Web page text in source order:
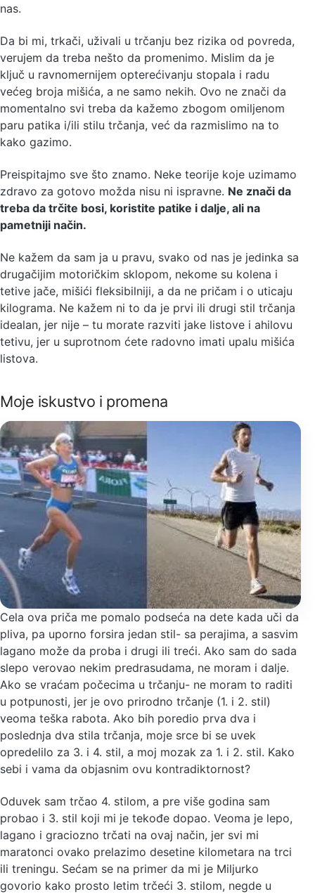
nas.
Da bi mi, trkači, uživali u trčanju bez rizika od povreda,
verujem da treba nešto da promenimo. Mislim da je
ključ u ravnomernijem opterećivanju stopala i radu
većeg broja mišića, a ne samo nekih. Ovo ne znači da
momentalno svi treba da kažemo zbogom omiljenom
paru patika i/ili stilu trčanja, već da razmislimo na to
kako gazimo.
Preispitajmo sve što znamo. Neke teorije koje uzimamo
zdravo za gotovo možda nisu ni ispravne. Ne znači da
treba da trčite bosi, koristite patike i dalje, ali na
pametniji način.
Ne kažem da sam ja u pravu, svako od nas je jedinka sa
drugačijim motoričkim sklopom, nekome su kolena i
tetive jače, mišići fleksibilniji, a da ne pričam i o uticaju
kilograma. Ne kažem ni to da je prvi ili drugi stil trčanja
idealan, jer nije – tu morate razviti jake listove i ahilovu
tetivu, jer u suprotnom ćete radovno imati upalu mišića
listova.
Moje iskustvo i promena
Cela ova priča me pomalo podseća na dete kada uči da
pliva, pa uporno forsira jedan stil- sa perajima, a sasvim
lagano može da proba i drugi ili treći. Ako sam do sada
slepo verovao nekim predrasudama, ne moram i dalje.
Ako se vraćam počecima u trčanju- ne moram to raditi
u potpunosti, jer je ovo prirodno trčanje (1. i 2. stil)
veoma teška rabota. Ako bih poredio prva dva i
poslednja dva stila trčanja, moje srce bi se uvek
opredelilo za 3. i 4. stil, a moj mozak za 1. i 2. stil. Kako
sebi i vama da objasnim ovu kontradiktornost?
Oduvek sam trčao 4. stilom, a pre više godina sam
probao i 3. stil koji mi je tekođe dopao. Veoma je lepo,
lagano i graciozno trčati na ovaj način, jer svi mi
maratonci ovako prelazimo desetine kilometara na trci
ili treningu. Sećam se na primer da mi je Miljurko
govorio kako prosto letim trčeći 3. stilom, negde u